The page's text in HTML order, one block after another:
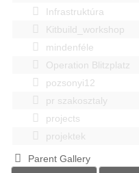
Infrastruktúra
Kitbuild_workshop
mindenféle
Operation Blitzplatz
pozsonyi12
pr szakosztaly
projects
projektek
Parent Gallery